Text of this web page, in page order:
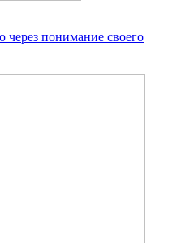
через понимание своего